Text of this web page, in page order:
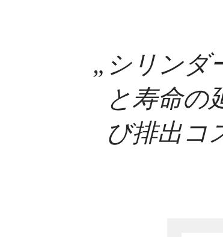
シリンダ
と寿命の
び排出コ
„